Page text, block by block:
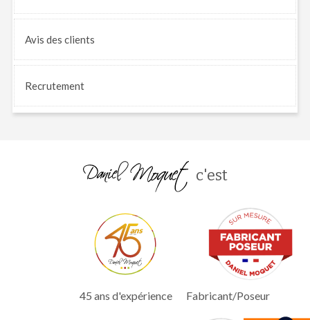
Avis des clients
Recrutement
c'est
45 ans d'expérience Fabricant/Poseur